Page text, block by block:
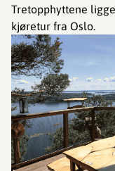
Tretopphyttene
kjøretur fra Oslo.